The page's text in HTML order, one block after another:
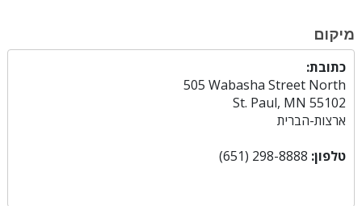
מיקום
כתובת:
505 Wabasha Street North
St. Paul, MN 55102
ארצות-הברית
טלפון: (651) 298-8888